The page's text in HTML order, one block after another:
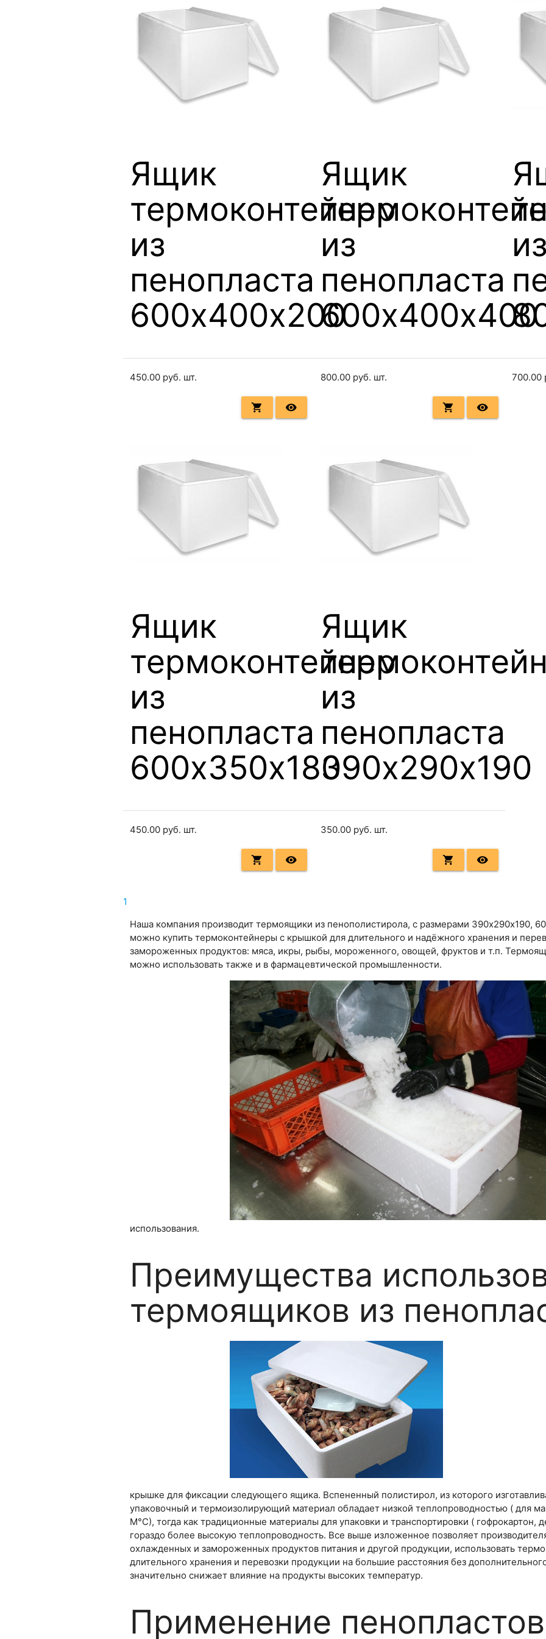
Ящик
термоконтейнер
из
пенопласта
600х400х200
450.00 руб. шт.
shopping_cart remove_red_eye
Ящик
из
пенопласта
600х400х400
800.00 руб. шт.
shopping_cart remove_red_eye
700.00
Ящик
термоконтейнер
из
пенопласта
600х350х180
450.00 руб. шт.
shopping_cart remove_red_eye
Ящик
из
пенопласта
390х290х190
350.00 руб. шт.
shopping_cart remove_red_eye
1
Наша компания производит термоящики из пенополистирола, с размерами 390х290х190,
можно купить термоконтейнеры с крышкой для длительного и надёжного хранения и
замороженных продуктов: мяса, икры, рыбы, мороженного, овощей, фруктов и т.п.
можно использовать также и в фармацевтической промышленности.
использования.
Преимущества
термоящиков из
крышке для фиксации следующего ящика. Вспененный полистирол, из которого
упаковочный и термоизолирующий материал обладает низкой теплопроводностью ( для
М°С), тогда как традиционные материалы для упаковки и транспортировки ( гофрокартон,
гораздо более высокую теплопроводность. Все выше изложенное позволяет
охлажденных и замороженных продуктов питания и другой продукции, использовать
длительного хранения и перевозки продукции на большие расстояния без
значительно снижает влияние на продукты высоких температур.
Применение